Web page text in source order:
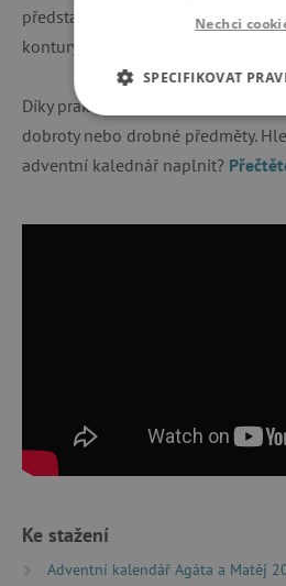
představ. Použijte různá razítka,
kontury, barevné papíry, nebo
Díky praktické velikosti se do
dobroty nebo drobné předměty.
adventní kalednář naplnit?
Ke stažení
Adventní kalendář Agáta a Matěj
Nechci
SPECIFIKOVAT
ANALYTICKÉ
MARKETINGOVÉ
Funkční